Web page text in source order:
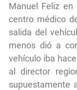
Manuel Feliz en
centro médico
salida del
menos dió a
vehículo iba
al director
supuestamente